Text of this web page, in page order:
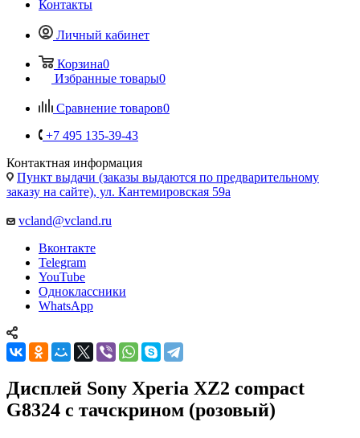
Избранные товары
Пункт выдачи (заказы выдаются по предварительному
заказу на сайте), ул. Кантемировская 59а
Telegram
YouTube
Одноклассники
WhatsApp
Дисплей Sony Xperia XZ2 compact
G8324 с тачскрином (розовый)